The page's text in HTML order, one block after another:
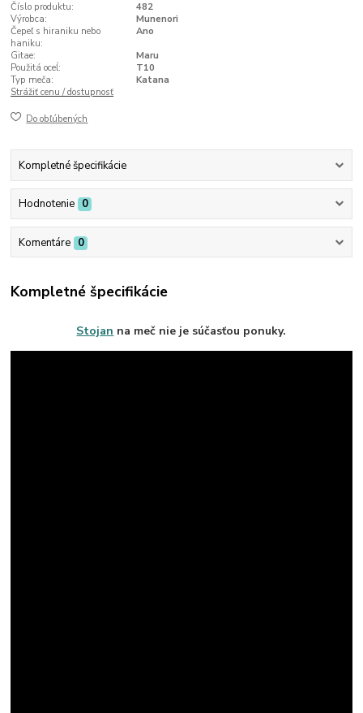
Číslo produktu:
482
Výrobca:
Munenori
Čepeľ s hiraniku nebo
haniku:
Ano
Gitae:
Maru
Použitá oceĺ:
T10
Typ meča:
Katana
Strážiť cenu / dostupnosť
Do obľúbených
Kompletné špecifikácie
Hodnotenie 0
Komentáre 0
Kompletné špecifikácie
Stojan na meč nie je súčasťou ponuky.